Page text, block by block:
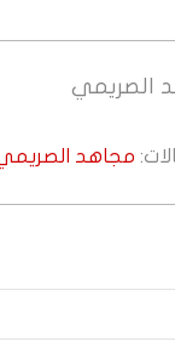
الصريمي
مجاهد